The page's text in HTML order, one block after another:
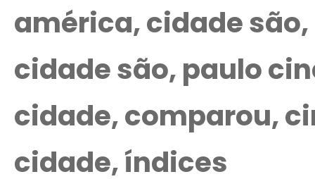
américa, cidade
cidade são, paulo
cidade, comparou,
cidade, índices